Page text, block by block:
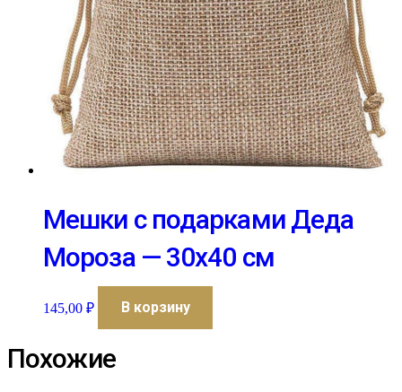
Мешки с подарками Деда
Мороза — 30х40 см
145,00 ₽ В корзину
Похожие